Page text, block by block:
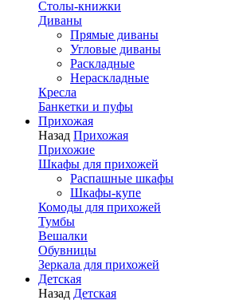
Столы-книжки
Диваны
Прямые диваны
Угловые диваны
Раскладные
Нераскладные
Кресла
Банкетки и пуфы
Прихожая
Назад Прихожая
Прихожие
Шкафы для прихожей
Распашные шкафы
Шкафы-купе
Комоды для прихожей
Тумбы
Вешалки
Обувницы
Зеркала для прихожей
Детская
Назад Детская